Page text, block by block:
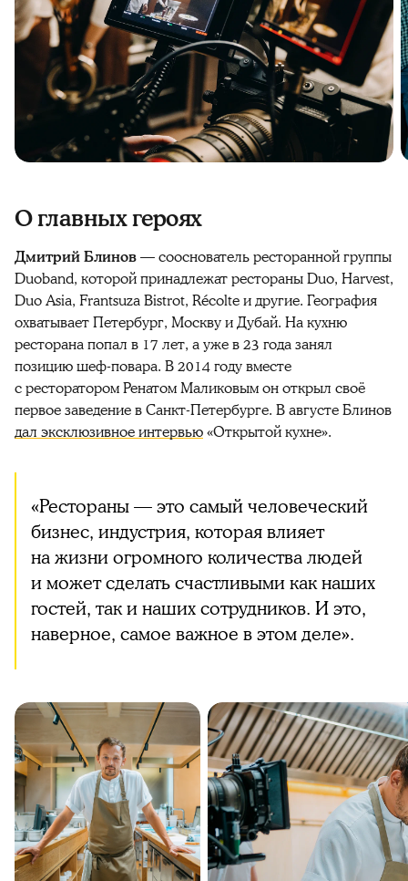
О главных героях
Дмитрий Блинов— сооснователь ресторанной группы
Duoband, которой принадлежат рестораны Duo, Harvest,
Duo Asia, Frantsuza Bistrot, Récolte и другие. География
охватывает Петербург, Москву и Дубай. На кухню
ресторана попал в 17 лет, а уже в 23 года занял
позицию шеф-повара. В 2014 году вместе
с ресторатором Ренатом Маликовым он открыл своё
первое заведение в Санкт-Петербурге. В августе Блинов
дал эксклюзивное интервью«Открытой кухне».
«Рестораны — это самый человеческий
бизнес, индустрия, которая влияет
на жизни огромного количества людей
и может сделать счастливыми как наших
гостей, так и наших сотрудников. И это,
наверное, самое важное в этом деле».